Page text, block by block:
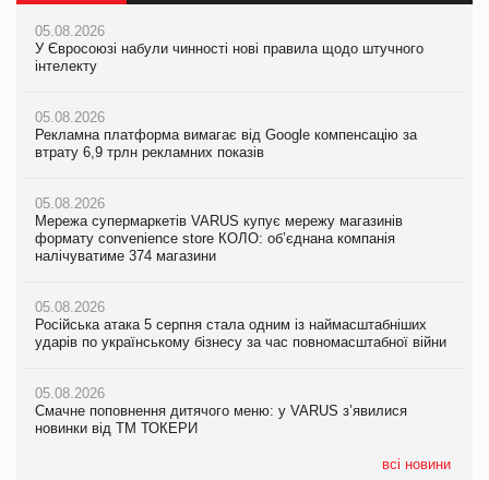
05.08.2026
У Євросоюзі набули чинності нові правила щодо штучного
інтелекту
05.08.2026
Рекламна платформа вимагає від Google компенсацію за
втрату 6,9 трлн рекламних показів
05.08.2026
Мережа супермаркетів VARUS купує мережу магазинів
формату convenience store КОЛО: об’єднана компанія
налічуватиме 374 магазини
05.08.2026
Російська атака 5 серпня стала одним із наймасштабніших
ударів по українському бізнесу за час повномасштабної війни
05.08.2026
Смачне поповнення дитячого меню: у VARUS з’явилися
новинки від ТМ ТОКЕРИ
всі новини
05.08.2026
Мережа супермаркетів VARUS купує мережу магазинів
формату convenience store КОЛО: об’єднана компанія
05.08.2026
Російська атака 5 серпня стала одним із наймасштабніших
05.08.2026
Смачне поповнення дитячого меню: у VARUS з’явилися
новинки від ТМ ТОКЕРИ
05.08.2026
Сергій Лісунов про заморожені хлібобулочні вироби на
PrivateLabel&FMCG Master 2026
04.08.2026
Через атаку РФ у Дніпрі пошкоджено склад шоколаду
Millennium
05.08.2026
У Євросоюзі набули чинності нові правила щодо штучного
інтелекту
05.08.2026
Рекламна платформа вимагає від Google компенсацію за
втрату 6,9 трлн рекламних показів
05.08.2026
Adidas витратила понад $1 млрд на маркетинг за квартал
продуктів